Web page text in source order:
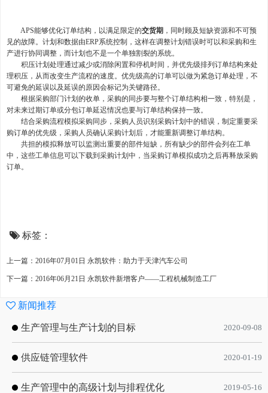
APS能够优化订单结构，以满足限定的交货期 ，同时顾及短缺资源和不可预
见的故障。计划和数据由ERP系统控制，这样在调整计划错误时可以和采购和生
产进行协同调整，而计划也不是一个单独割裂的系统。
积压计划处理通过减少或消除闲置和停机时间，并优先级排列订单结构来处
理积压，从而改变生产流程的速度。优先级高的订单可以做为紧急订单处理，不
可避免的延误以及延误的原因会标记为关键路径。
根据采购部门计划的收单，采购的同步要与整个订单结构相一致，特别是，
对未来过期订单或分包订单延迟情况也要与订单结构保持一致。
结合采购流程模拟采购同步，采购人员识别采购计划中的错误，制定重要采
购订单的优先级，采购人员确认采购计划后，才能重新调整订单结构。
共担的模拟释放可以监测出重要的部件短缺，所有缺少的部件会列在工单
中，这些工单信息可以下载到采购计划中，当采购订单模拟成功之后再释放采购
订单。
标签：
上一篇：2016年07月01日 永凯软件：助力于天津汽车公司
下一篇：2016年06月21日 永凯软件新增客户——工程机械制造工厂
新闻推荐
生产管理与生产计划的目标 2020-09-08
供应链管理软件 2020-01-19
生产管理中的高级计划与排程优化 2019-05-16